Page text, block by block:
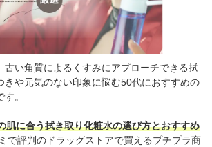
古い角質によるくすみにアプローチできる拭
きや元気のない印象に悩む50代におすすめの
。
肌に合う拭き取り化粧水の選び方とおすすめ
で評判のドラッグストアで買えるプチプラ商